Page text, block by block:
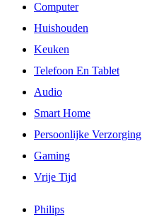
Computer
Huishouden
Keuken
Telefoon En Tablet
Audio
Smart Home
Persoonlijke Verzorging
Gaming
Vrije Tijd
Philips